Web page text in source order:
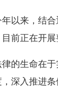
来，结合迎
前正在开展
生命在于实
深入推进条